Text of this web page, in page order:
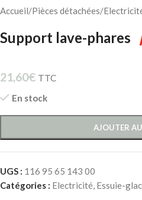
Accueil/Pièces détachées/
Support lave-phares
21,60€ TTC
En stock
AJOUTER
UGS : 116 95 65 143 00
Catégories : Electricité, Essuie-